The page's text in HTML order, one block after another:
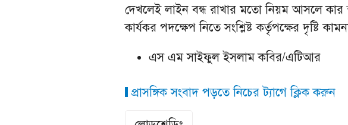
দেখলেই লাইন বন্ধ রাখার মতো নিয়ম আসলে কার
কার্যকর পদক্ষেপ নিতে সংশ্লিষ্ট কর্তৃপক্ষের দৃষ্টি
এস এম সাইফুল ইসলাম কবির/এটিআর
প্রাসঙ্গিক সংবাদ পড়তে নিচের ট্যাগে ক্লিক করুন